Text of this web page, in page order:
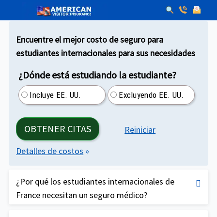
Encuentre el mejor costo de seguro para
estudiantes internacionales para sus necesidades
¿Dónde está estudiando la estudiante?
Incluye EE. UU. Excluyendo EE. UU.
OBTENER CITAS
Reiniciar
Detalles de costos »
¿Por qué los estudiantes internacionales de
France necesitan un seguro médico?